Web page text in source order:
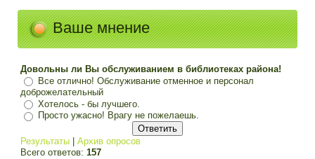
Ваше мнение
Довольны ли Вы обслуживанием в библиотеках района!
Все отлично! Обслуживание отменное и персонал
доброжелательный
Хотелось - бы лучшего.
Просто ужасно! Врагу не пожелаешь.
Результаты |Архив опросов
Всего ответов:157